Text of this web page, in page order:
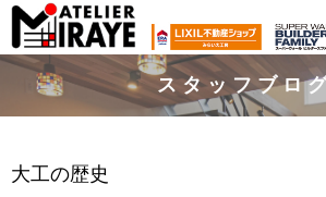
スタッフブロ
大工の歴史